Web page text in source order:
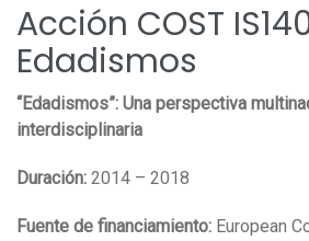
Acción COST
Edadismos
“Edadismos”: Una perspectiva
interdisciplinaria
Duración: 2014 – 2018
Fuente de financiamiento: European